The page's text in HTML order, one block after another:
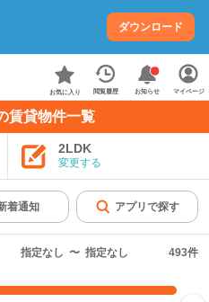
ダウンロード
お気に入り 閲覧履歴 お知らせ マイページ
賃貸物件一覧
2LDK
変更する
着通知 アプリで探す
指定なし 〜 指定なし 493件